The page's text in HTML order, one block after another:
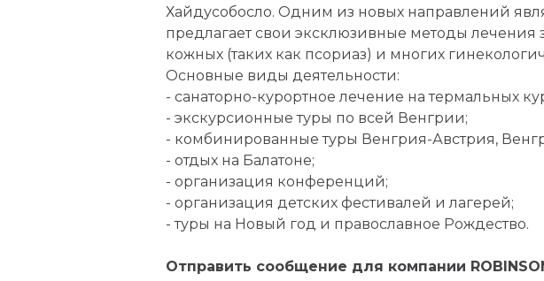
Хайдусобосло. Одним из новых направлений
предлагает свои эксклюзивные методы лечения
кожных (таких как псориаз) и многих
Основные виды деятельности:
- санаторно-курортное лечение на термальных
- экскурсионные туры по всей Венгрии;
- комбинированные туры Венгрия-Австрия,
- отдых на Балатоне;
- организация конференций;
- организация детских фестивалей и лагерей;
- туры на Новый год и православное Рождество.
Отправить сообщение для компании